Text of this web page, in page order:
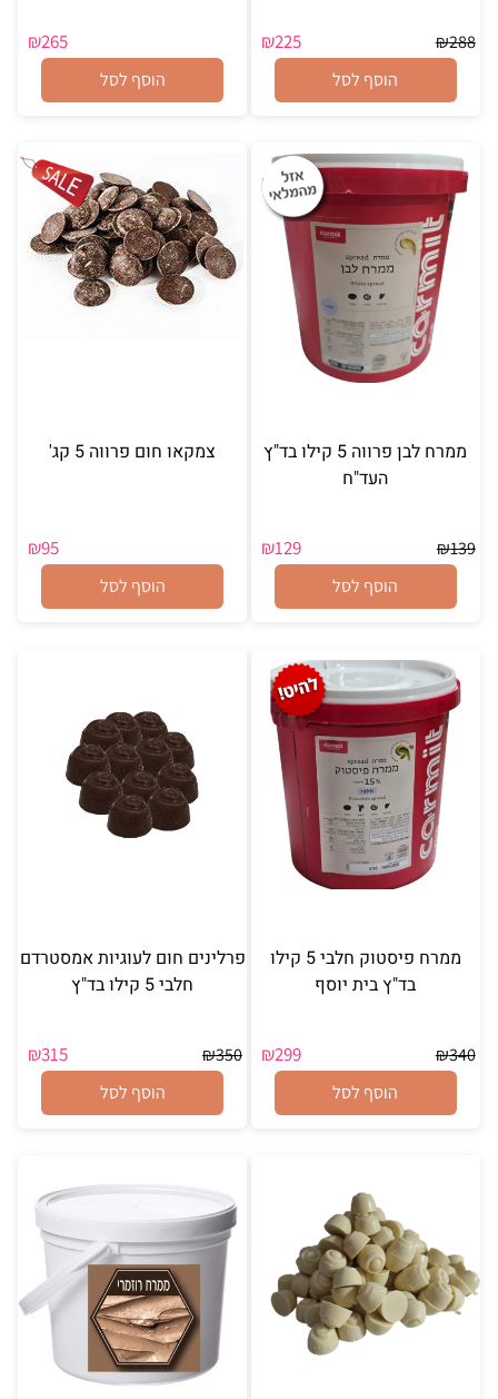
₪288
₪225
הוסף לסל
₪265
הוסף לסל
ממרח לבן פרווה 5 קילו בד"ץ
העד"ח
₪139
₪129
הוסף לסל
צמקאו חום פרווה 5 קג'
₪95
הוסף לסל
ממרח פיסטוק חלבי 5 קילו
בד"ץ בית יוסף
₪340
₪299
הוסף לסל
פרלינים חום לעוגיות אמסטרדם
חלבי 5 קילו בד"ץ
₪350
₪315
הוסף לסל